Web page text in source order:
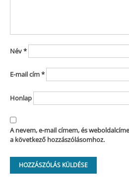
Név*
E-mail cím*
Honlap
A nevem, e-mail címem, és
a következő hozzászólásomhoz.